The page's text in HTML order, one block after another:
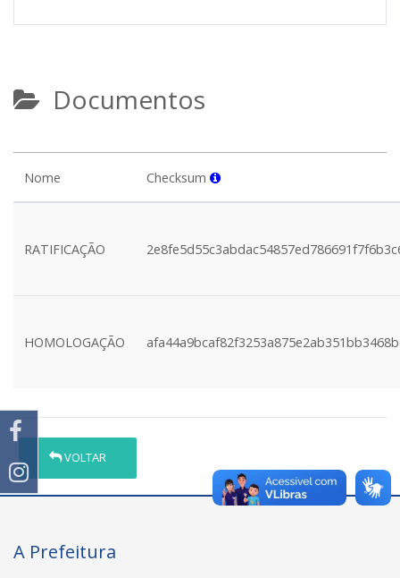
Documentos
Nome Checksum
RATIFICAÇÃO
HOMOLOGAÇÃO
VOLTAR
A Prefeitura